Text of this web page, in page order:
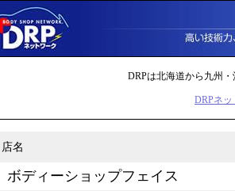
DRPは北海道から九州
DRPネ
店名
ボディーショップフェイス